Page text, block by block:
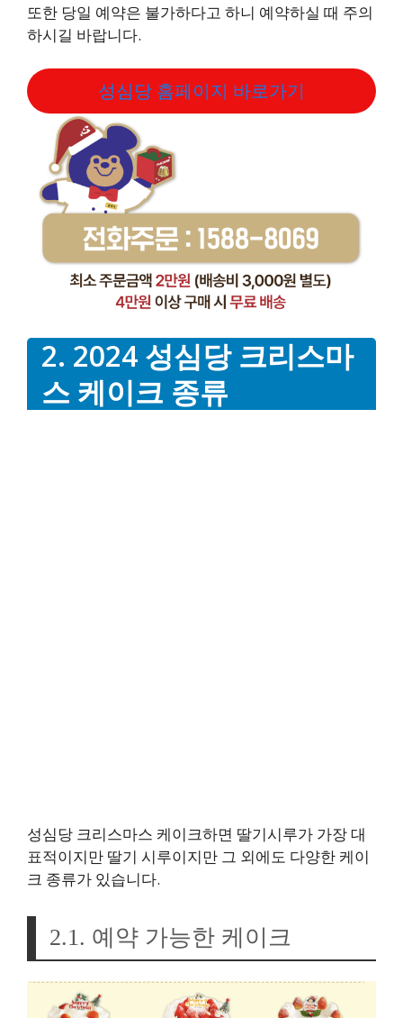
또한 당일 예약은 불가하다고 하니 예약하실 때 주의
하시길 바랍니다.
성심당 홈페이지 바로가기
2. 2024 성심당 크리스마
스 케이크 종류
성심당 크리스마스 케이크하면 딸기시루가 가장 대
표적이지만 딸기 시루이지만 그 외에도 다양한 케이
크 종류가 있습니다.
2.1. 예약 가능한 케이크